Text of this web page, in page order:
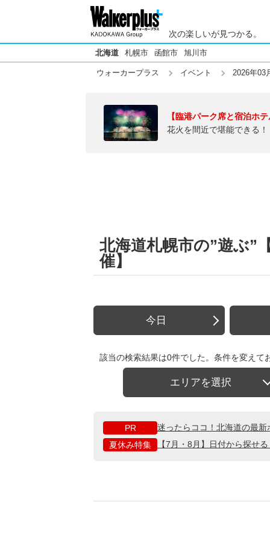
次の楽しいが見つかる。
北海道 札幌市 函館市 旭川市
ウォーカープラス イベント 2026年03
【臨港パーク席と宿泊ホ
花火を間近で堪能できる
北海道札幌市の”遊ぶ”
催】
今日
該当の検索結果は0件でした。条件を変えて
エリアを選択
PR
迷ったらココ！北海道の最
夏休み特集
【7月・8月】日付から探せ